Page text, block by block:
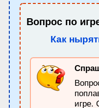
Вопрос по
Как
игре.